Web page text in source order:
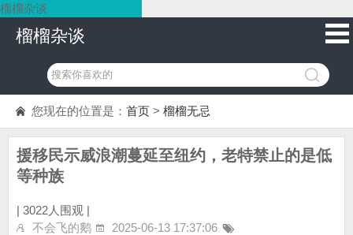
榴榴杂谈
榴榴杂谈
您现在的位置是： 首页 > 榴榴无忌
援移民示威浪潮蔓延至纽约，老特禁止的是低
等种族
| 3022人围观 |
不会飞的鹅
2025-06-13 17:37:06